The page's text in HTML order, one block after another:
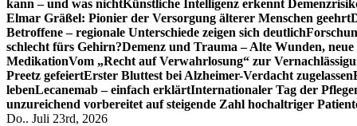
kann – und was nichtKünstliche Intelligenz erkennt
Elmar Gräßel: Pionier der Versorgung älterer Menschen geehrt
Betroffene – regionale Unterschiede zeigen sich deutlich
schlecht fürs Gehirn?Demenz und Trauma – Alte Wunden,
MedikationVom „Recht auf Verwahrlosung“ zur
Preetz gefeiertErster Bluttest bei Alzheimer-Verdacht zugelassen
lebenLecanemab – einfach erklärtInternationaler Tag der
unzureichend vorbereitet auf steigende Zahl hochaltriger
Do.. Juli 23rd, 2026